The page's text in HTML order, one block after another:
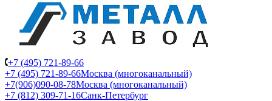
+7 (495) 721-89-66
+7 (495) 721-89-66Москва (многоканальный)
+7(906)090-08-78Москва (многоканальный)
+7 (812) 309-71-16Санк-Петербург